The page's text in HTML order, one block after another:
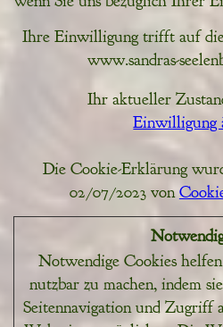
Ihre Einwilligung trifft auf die
www.sandras-
Ihr aktueller
Einwilligung
Die Cookie-Erklärung
02/07/2023 von
Notwendige Cookies
nutzbar zu machen, indem
Seitennavigation und Zugriff